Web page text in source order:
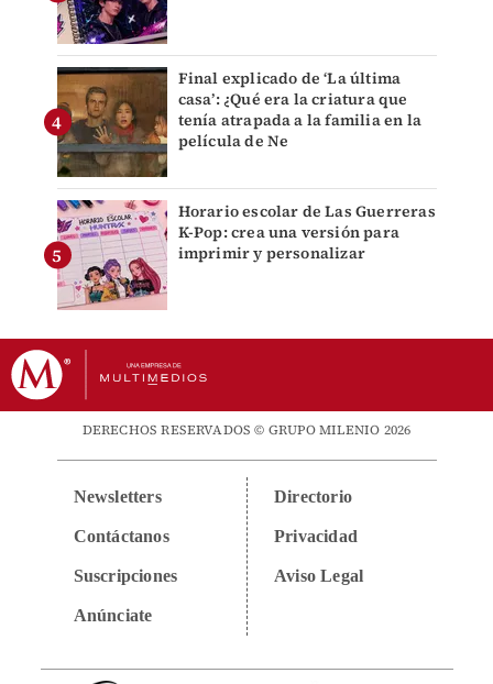
Final explicado de ‘La última
casa’: ¿Qué era la criatura que
tenía atrapada a la familia en la
película de Ne
Horario escolar de Las Guerreras
K-Pop: crea una versión para
imprimir y personalizar
DERECHOS RESERVADOS © GRUPO MILENIO 2026
Newsletters
Contáctanos
Suscripciones
Anúnciate
Directorio
Privacidad
Aviso Legal